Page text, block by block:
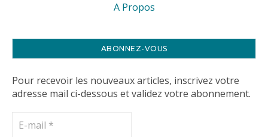
A Propos
ABONNEZ-VOUS
Pour recevoir les nouveaux articles, inscrivez votre
adresse mail ci-dessous et validez votre abonnement.